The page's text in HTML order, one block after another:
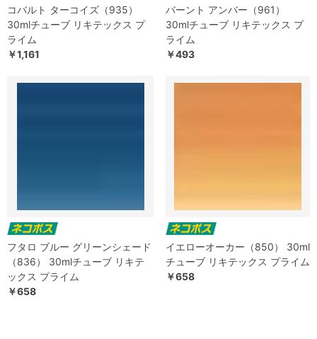
コバルト ターコイズ（935）
30mlチューブ リキテックス プ
ライム
￥1,161
バーント アンバー（961）
30mlチューブ リキテックス プ
ライム
￥493
フタロ ブルー グリーンシェード
（836） 30mlチューブ リキテ
ックス プライム
￥658
イエローオーカー（850） 30ml
チューブ リキテックス プライム
￥658